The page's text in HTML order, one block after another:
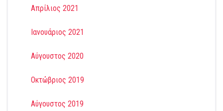
Απρίλιος 2021
Ιανουάριος 2021
Αύγουστος 2020
Οκτώβριος 2019
Αύγουστος 2019